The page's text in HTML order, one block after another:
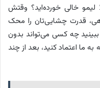
لیمو خالی خورده‌اید؟ وقتش
قدرت چشایی‌تان را محک
چه کسی می‌تواند بدون
ما اعتماد کنید، بعد از چند